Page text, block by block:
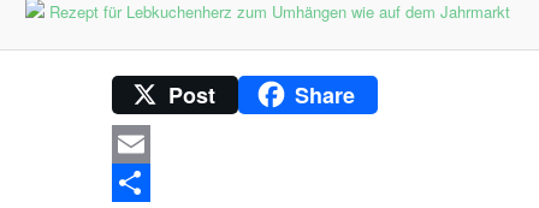
Post Share
Email